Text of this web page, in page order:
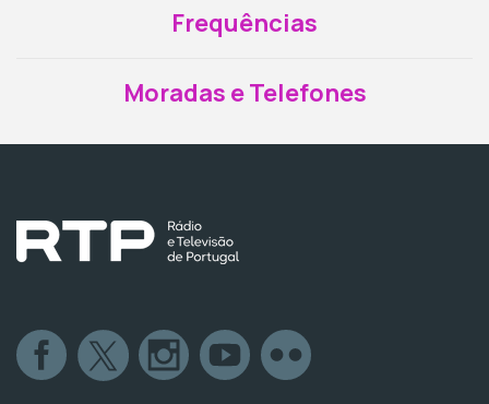
Frequências
Moradas e Telefones